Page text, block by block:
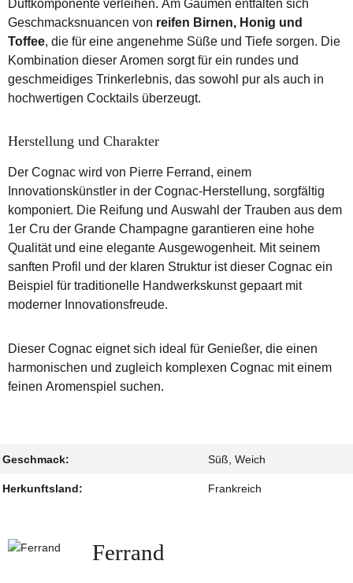
Geschmacksnuancen von reifen Birnen, Honig und
Toffee, die für eine angenehme Süße und Tiefe sorgen. Die
Kombination dieser Aromen sorgt für ein rundes und
geschmeidiges Trinkerlebnis, das sowohl pur als auch in
hochwertigen Cocktails überzeugt.
Herstellung und Charakter
Der Cognac wird von Pierre Ferrand, einem
Innovationskünstler in der Cognac-Herstellung, sorgfältig
komponiert. Die Reifung und Auswahl der Trauben aus dem
1er Cru der Grande Champagne garantieren eine hohe
Qualität und eine elegante Ausgewogenheit. Mit seinem
sanften Profil und der klaren Struktur ist dieser Cognac ein
Beispiel für traditionelle Handwerkskunst gepaart mit
moderner Innovationsfreude.
Dieser Cognac eignet sich ideal für Genießer, die einen
harmonischen und zugleich komplexen Cognac mit einem
feinen Aromenspiel suchen.
Geschmack:
Süß, Weich
Herkunftsland:
Frankreich
Ferrand